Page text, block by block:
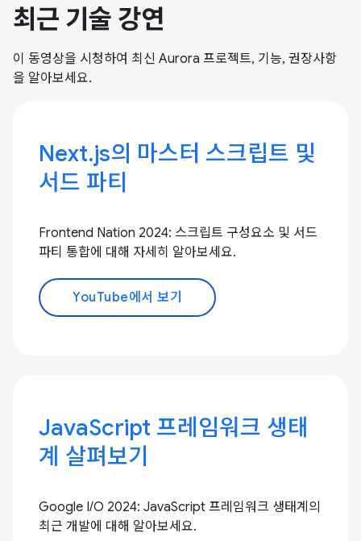
최근 기술 강연
이 동영상을 시청하여 최신 Aurora 프로젝트, 기능, 권장사항
을 알아보세요.
Next.js의 마스터 스크립트 및
서드 파티
Frontend Nation 2024: 스크립트 구성요소 및 서드
파티 통합에 대해 자세히 알아보세요.
YouTube에서 보기
JavaScript 프레임워크 생태
계 살펴보기
Google I/O 2024: JavaScript 프레임워크 생태계의
최근 개발에 대해 알아보세요.